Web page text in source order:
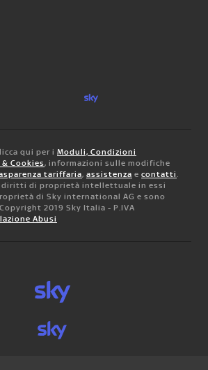
qui per i Moduli, Condizioni
Cookies, informazioni sulle modifiche
tariffaria, assistenza e contatti.
diritti di proprietà intellettuale in essi
di Sky international AG e sono
2019 Sky Italia - P.IVA
Abusi